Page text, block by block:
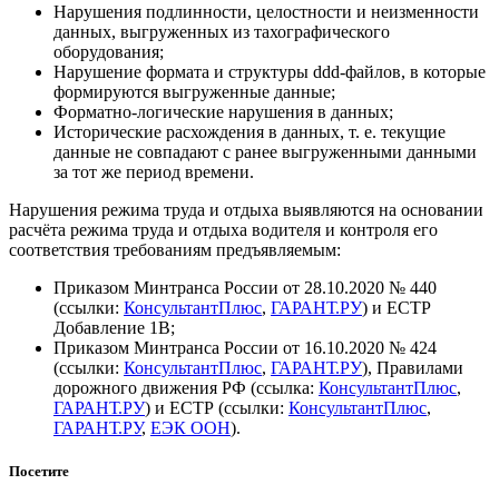
Нарушения подлинности, целостности и неизменности
данных, выгруженных из тахографического
оборудования;
Нарушение формата и структуры ddd-файлов, в которые
формируются выгруженные данные;
Форматно-логические нарушения в данных;
Исторические расхождения в данных, т. е. текущие
данные не совпадают с ранее выгруженными данными
за тот же период времени.
Нарушения режима труда и отдыха выявляются на основании
расчёта режима труда и отдыха водителя и контроля его
соответствия требованиям предъявляемым:
Приказом Минтранса России от 28.10.2020 № 440
(ссылки: КонсультантПлюс, ГАРАНТ.РУ) и ЕСТР
Добавление 1B;
Приказом Минтранса России от 16.10.2020 № 424
(ссылки: КонсультантПлюс, ГАРАНТ.РУ), Правилами
дорожного движения РФ (ссылка: КонсультантПлюс,
ГАРАНТ.РУ) и ЕСТР (ссылки: КонсультантПлюс,
ГАРАНТ.РУ, ЕЭК ООН).
Посетите